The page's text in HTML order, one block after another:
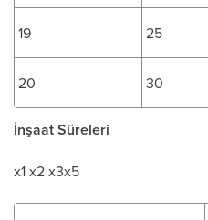
19 25
20 30
İnşaat Süreleri
x1 x2 x3x5